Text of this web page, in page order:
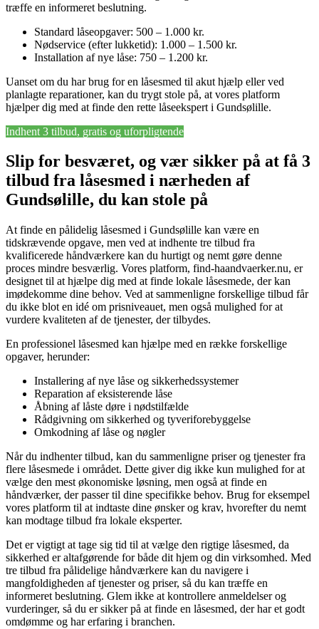
træffe en informeret beslutning.
Standard låseopgaver: 500 – 1.000 kr.
Nødservice (efter lukketid): 1.000 – 1.500 kr.
Installation af nye låse: 750 – 1.200 kr.
Uanset om du har brug for en låsesmed til akut hjælp eller ved
planlagte reparationer, kan du trygt stole på, at vores platform
hjælper dig med at finde den rette låseekspert i Gundsølille.
Indhent 3 tilbud, gratis og uforpligtende
Slip for besværet, og vær sikker på at få 3
tilbud fra låsesmed i nærheden af
Gundsølille, du kan stole på
At finde en pålidelig låsesmed i Gundsølille kan være en
tidskrævende opgave, men ved at indhente tre tilbud fra
kvalificerede håndværkere kan du hurtigt og nemt gøre denne
proces mindre besværlig. Vores platform, find-haandvaerker.nu, er
designet til at hjælpe dig med at finde lokale låsesmede, der kan
imødekomme dine behov. Ved at sammenligne forskellige tilbud får
du ikke blot en idé om prisniveauet, men også mulighed for at
vurdere kvaliteten af de tjenester, der tilbydes.
En professionel låsesmed kan hjælpe med en række forskellige
opgaver, herunder:
Installering af nye låse og sikkerhedssystemer
Reparation af eksisterende låse
Åbning af låste døre i nødstilfælde
Rådgivning om sikkerhed og tyveriforebyggelse
Omkodning af låse og nøgler
Når du indhenter tilbud, kan du sammenligne priser og tjenester fra
flere låsesmede i området. Dette giver dig ikke kun mulighed for at
vælge den mest økonomiske løsning, men også at finde en
håndværker, der passer til dine specifikke behov. Brug for eksempel
vores platform til at indtaste dine ønsker og krav, hvorefter du nemt
kan modtage tilbud fra lokale eksperter.
Det er vigtigt at tage sig tid til at vælge den rigtige låsesmed, da
sikkerhed er altafgørende for både dit hjem og din virksomhed. Med
tre tilbud fra pålidelige håndværkere kan du navigere i
mangfoldigheden af tjenester og priser, så du kan træffe en
informeret beslutning. Glem ikke at kontrollere anmeldelser og
vurderinger, så du er sikker på at finde en låsesmed, der har et godt
omdømme og har erfaring i branchen.